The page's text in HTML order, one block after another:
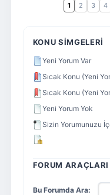
1 2 3 4
KONU SIMGELERI
Yeni Yorum Var
Sıcak Konu (Yeni
Sıcak Konu (Yeni
Yeni Yorum Yok
Sizin Yorumunuzu
FORUM ARAÇLARI
Bu Forumda Ara: